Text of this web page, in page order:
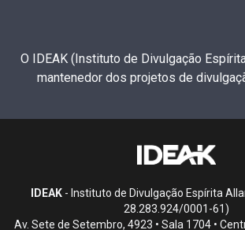
O IDEAK (Instituto de Divulgação
mantenedor dos projetos de
IDEAK- Instituto de Divulgação Espírita
28.283.924/0001-61)
Av. Sete de Setembro, 4923 • Sala 1704 •